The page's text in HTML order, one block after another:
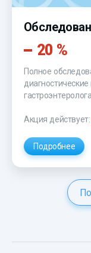
20 %
Полное
Акция действует:
Подробнее